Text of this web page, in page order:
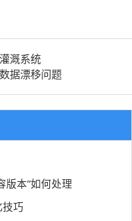
溉系统
据漂移问题
版本”如何处理
巧